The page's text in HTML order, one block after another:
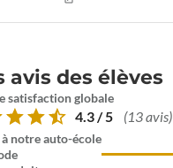
avis des élèves
satisfaction globale
4.3 / 5 (13 avis)
notre auto-école